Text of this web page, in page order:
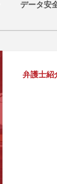
データ安
弁護士紹